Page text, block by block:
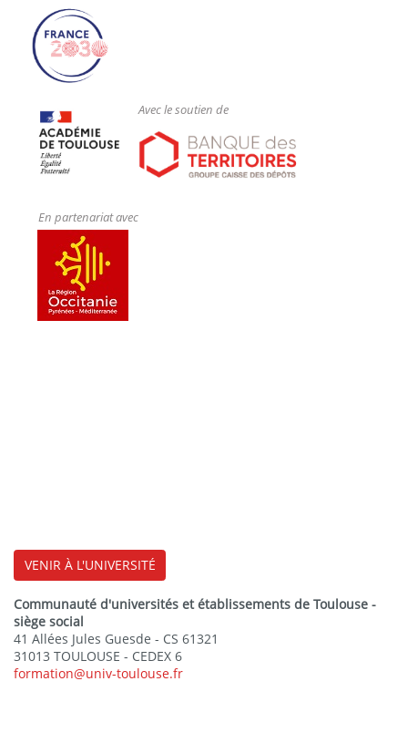
Avec le soutien de
En partenariat avec
VENIR À L'UNIVERSITÉ
Communauté d'universités et établissements de Toulouse -
siège social
41 Allées Jules Guesde - CS 61321
31013 TOULOUSE - CEDEX 6
formation@univ-toulouse.fr